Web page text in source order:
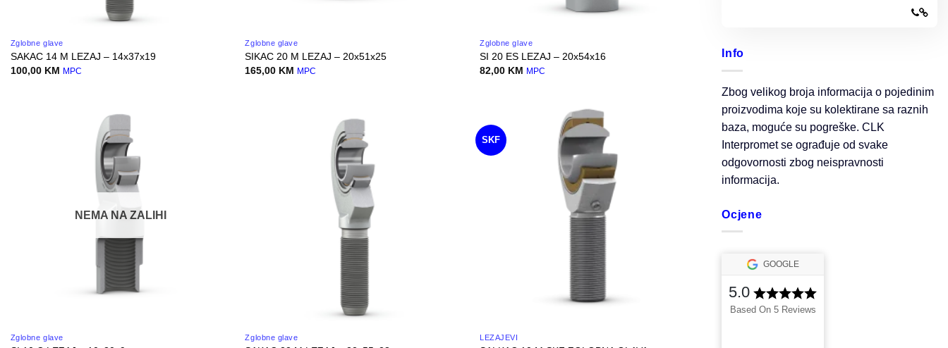
Zglobne glave
SAKAC 14 M LEZAJ – 14x37x19
100,00 KM MPC
Zglobne glave
SIKAC 20 M LEZAJ – 20x51x25
165,00 KM MPC
Zglobne glave
SI 20 ES LEZAJ – 20x54x16
82,00 KM MPC
NEMA NA ZALIHI
Zglobne glave Zglobne glave
SKF
LEŽAJEVI
Info
Zbog velikog broja informacija o pojedinim
proizvodima koje su kolektirane sa raznih
baza, moguće su pogreške. CLK
Interpromet se ograđuje od svake
odgovornosti zbog neispravnosti
informacija.
Ocjene
GOOGLE
5.0
Based On 5 Reviews